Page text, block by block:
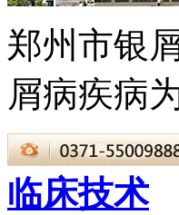
郑州市银
屑病疾病
临床技术